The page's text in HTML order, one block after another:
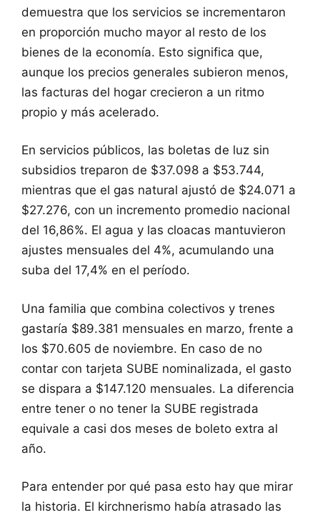
demuestra que los servicios se incrementaron
en proporción mucho mayor al resto de los
bienes de la economía. Esto significa que,
aunque los precios generales subieron menos,
las facturas del hogar crecieron a un ritmo
propio y más acelerado.
En servicios públicos, las boletas de luz sin
subsidios treparon de $37.098 a $53.744,
mientras que el gas natural ajustó de $24.071 a
$27.276, con un incremento promedio nacional
del 16,86%. El agua y las cloacas mantuvieron
ajustes mensuales del 4%, acumulando una
suba del 17,4% en el período.
Una familia que combina colectivos y trenes
gastaría $89.381 mensuales en marzo, frente a
los $70.605 de noviembre. En caso de no
contar con tarjeta SUBE nominalizada, el gasto
se dispara a $147.120 mensuales. La diferencia
entre tener o no tener la SUBE registrada
equivale a casi dos meses de boleto extra al
año.
Para entender por qué pasa esto hay que mirar
la historia. El kirchnerismo había atrasado las